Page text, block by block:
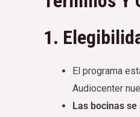
1.
El programa
Audiocenter
Las bocinas